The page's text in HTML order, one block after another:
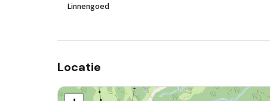
Linnengoed
Locatie